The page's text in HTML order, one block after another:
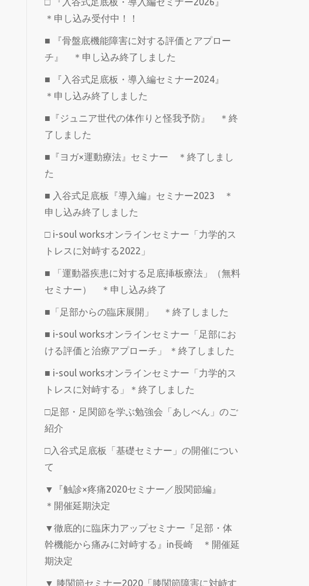
＊申し込み受付中！！
■ 『骨盤底機能障害に対する評価とアプロー
チ』 ＊申し込み終了しました
■ 『入谷式足底板・導入編セミナー2024』
＊申し込み終了しました
■『ジュニア世代の体作りと怪我予防』 ＊終
了しました
■『ヨガ×運動療法』セミナー ＊終了しまし
た
■ 入谷式足底板『導入編』セミナー2023 ＊
申し込み終了しました
□ i-soul worksオンラインセミナー「力学的ス
トレスに対峙する2022」
■ 「運動器疾患に対する足底挿板療法」（無料
セミナー） ＊申し込み終了
■「足部からの臨床展開」 ＊終了しました
■ i-soul worksオンラインセミナー「足部にお
ける評価と治療アプローチ」 ＊終了しました
■ i-soul worksオンラインセミナー「力学的ス
トレスに対峙する」＊終了しました
□足部・足関節を学ぶ勉強会「あしべん」のご
紹介
□入谷式足底板「基礎セミナー」の開催につい
て
▼『触診×疼痛2020セミナー／股関節編』
＊開催延期決定
▼徹底的に臨床力アップセミナー『足部・体
幹機能から痛みに対峙する』in長崎 ＊開催延
期決定
▼ 膝関節セミナー2020「膝関節障害に対峙す